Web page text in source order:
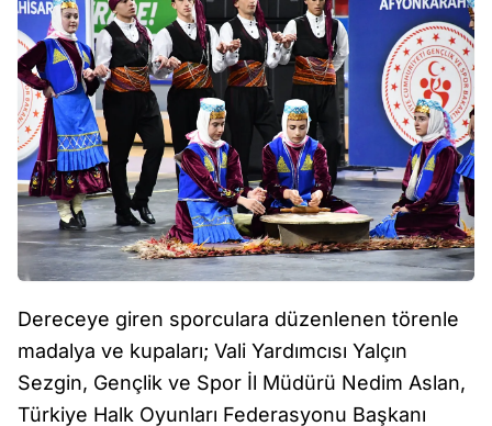
Dereceye giren sporculara düzenlenen törenle
madalya ve kupaları; Vali Yardımcısı Yalçın
Sezgin, Gençlik ve Spor İl Müdürü Nedim Aslan,
Türkiye Halk Oyunları Federasyonu Başkanı